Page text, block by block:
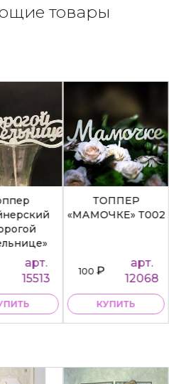
товары
арт.
15513
ТОППЕР
«МАМОЧКЕ» Т002
100₽
арт.
12068
КУПИТЬ